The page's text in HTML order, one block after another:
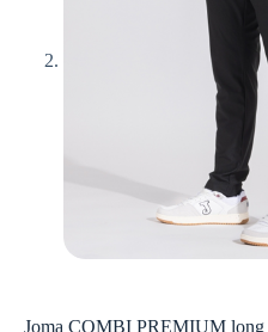
Joma COMBI PREMIUM long